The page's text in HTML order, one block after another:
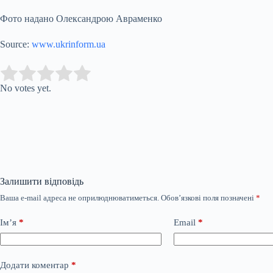
Фото надано Олександрою Авраменко
Source: www.ukrinform.ua
Rate this item:
No votes yet.
Залишити відповідь
Ваша e-mail адреса не оприлюднюватиметься. Обов’язкові поля позначені *
Ім’я * Email *
Додати коментар *